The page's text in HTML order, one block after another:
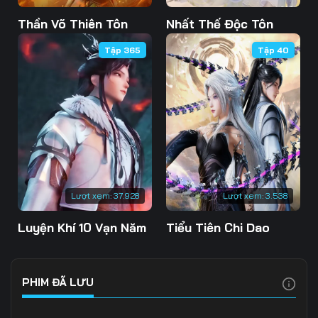
Tập 103 Tập 104 Tập 105
Tập 106 Tập 107 Tập 108
Tập 109 Tập 110 Tập 111
Tập 112 Tập 113 Tập 114
Tập 115 Tập 116 Tập 117
Tập 118 Tập 119 Tập 120
Tập 121 Tập 122 Tập 123
Thần Võ Thiên Tôn Nhất Thế Độc Tôn
Lượt xem: 37.928
Tập 365
Luyện Khí 10 Vạn Năm
Lượt xem: 3.538
Tập 40
Tiểu Tiên Chi Dao
PHIM ĐÃ LƯU